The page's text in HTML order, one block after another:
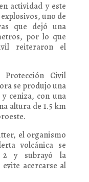
actividad y este
uno de
que dejó una
por lo que
reiteraron el
Civil
se produjo una
ceniza, con una
altura de 1.5 km
el organismo
volcánica se
2 y subrayó la
acercarse al